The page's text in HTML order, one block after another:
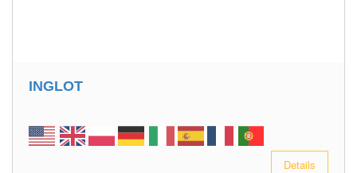
INGLOT
Details